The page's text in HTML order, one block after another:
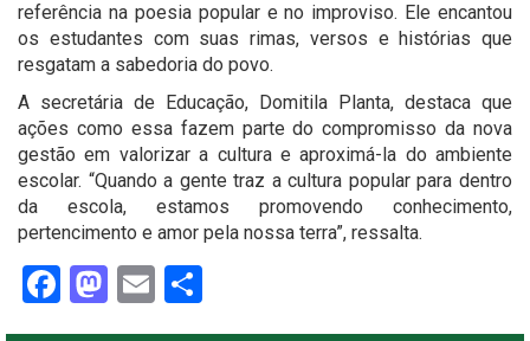
referência na poesia popular e no improviso. Ele encantou
os estudantes com suas rimas, versos e histórias que
resgatam a sabedoria do povo.
A secretária de Educação, Domitila Planta, destaca que
ações como essa fazem parte do compromisso da nova
gestão em valorizar a cultura e aproximá-la do ambiente
escolar. “Quando a gente traz a cultura popular para dentro
da escola, estamos promovendo conhecimento,
pertencimento e amor pela nossa terra”, ressalta.
Facebook
Mastodon
Email